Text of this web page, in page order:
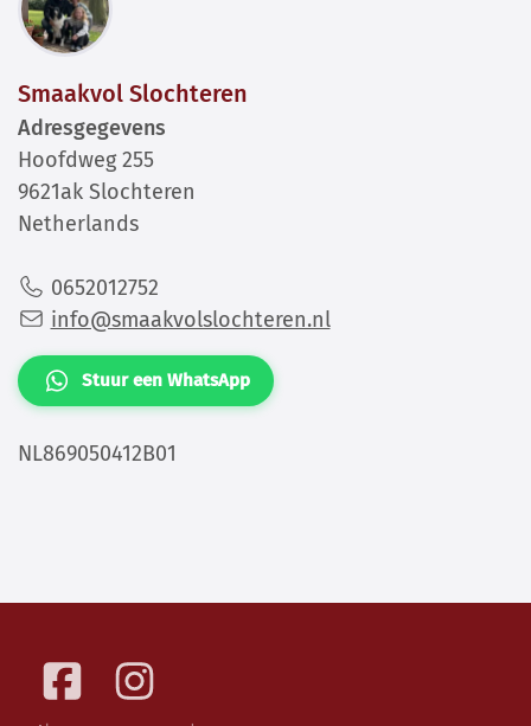
Smaakvol Slochteren
Adresgegevens
Hoofdweg 255
9621ak Slochteren
Netherlands
0652012752
info@smaakvolslochteren.nl
Stuur een WhatsApp
NL869050412B01